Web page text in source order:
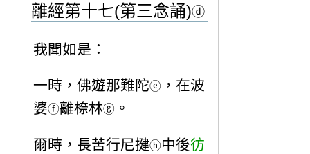
離經第十七(第三念誦)ⓓ
我聞如是：
一時，佛遊那難陀ⓔ ，在波
婆ⓕ離㮈林ⓖ 。
爾時，長苦行尼揵ⓗ中後彷